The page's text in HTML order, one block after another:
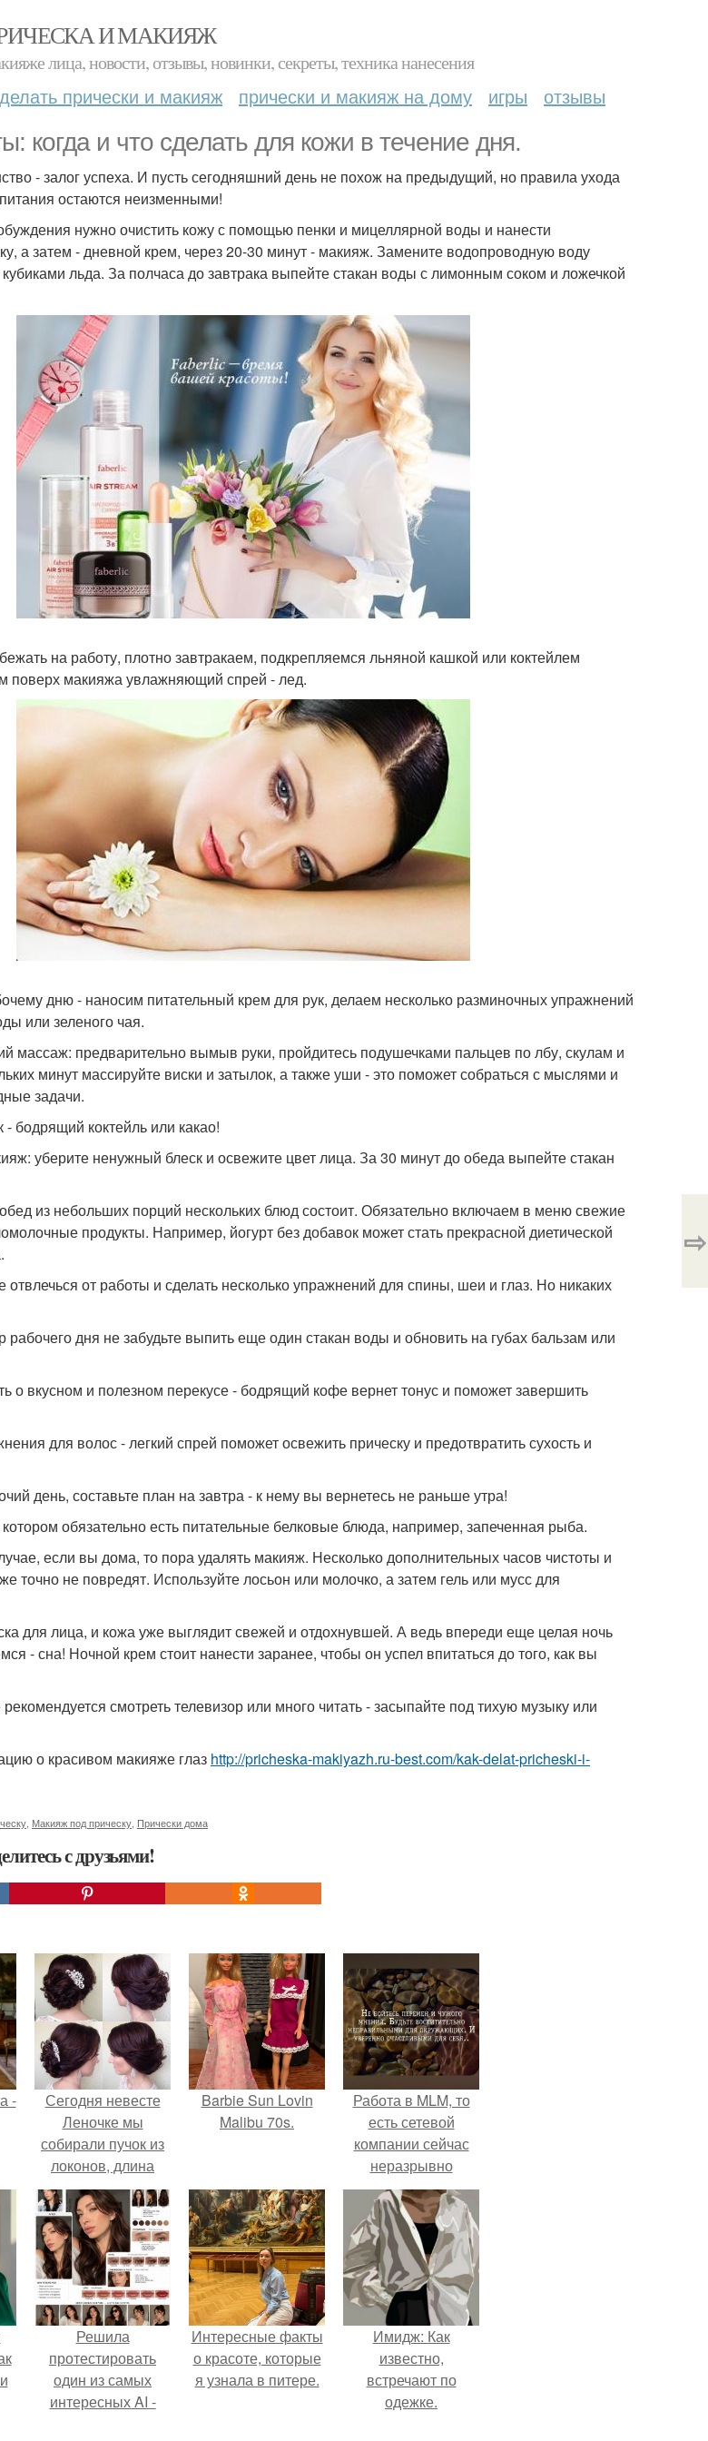
И МАКИЯЖ
лица, новости, отзывы, новинки, секреты, техника нанесения
прически и макияж прически и макияж на дому игры отзывы
когда и что сделать для кожи в течение дня.
- залог успеха. И пусть сегодняшний день не похож на предыдущий, но правила ухода
остаются неизменными!
нужно очистить кожу с помощью пенки и мицеллярной воды и нанести
а затем - дневной крем, через 20-30 минут - макияж. Замените водопроводную воду
льда. За полчаса до завтрака выпейте стакан воды с лимонным соком и ложечкой
на работу, плотно завтракаем, подкрепляемся льняной кашкой или коктейлем
поверх макияжа увлажняющий спрей - лед.
дню - наносим питательный крем для рук, делаем несколько разминочных упражнений
или зеленого чая.
массаж: предварительно вымыв руки, пройдитесь подушечками пальцев по лбу, скулам и
минут массируйте виски и затылок, а также уши - это поможет собраться с мыслями и
задачи.
- бодрящий коктейль или какао!
уберите ненужный блеск и освежите цвет лица. За 30 минут до обеда выпейте стакан
из небольших порций нескольких блюд состоит. Обязательно включаем в меню свежие
продукты. Например, йогурт без добавок может стать прекрасной диетической
отвлечься от работы и сделать несколько упражнений для спины, шеи и глаз. Но никаких
рабочего дня не забудьте выпить еще один стакан воды и обновить на губах бальзам или
о вкусном и полезном перекусе - бодрящий кофе вернет тонус и поможет завершить
для волос - легкий спрей поможет освежить прическу и предотвратить сухость и
день, составьте план на завтра - к нему вы вернетесь не раньше утра!
обязательно есть питательные белковые блюда, например, запеченная рыба.
если вы дома, то пора удалять макияж. Несколько дополнительных часов чистоты и
точно не повредят. Используйте лосьон или молочко, а затем гель или мусс для
для лица, и кожа уже выглядит свежей и отдохнувшей. А ведь впереди еще целая ночь
- сна! Ночной крем стоит нанести заранее, чтобы он успел впитаться до того, как вы
смотреть телевизор или много читать - засыпайте под тихую музыку или
о красивом макияже глаз http://pricheska-makiyazh.ru-best.com/kak-delat-pricheski-i-
Макияж под прическу Прически дома
с друзьями!
⇨
-
Сегодня невесте
Леночке мы
собирали пучок из
локонов, длина
совсем немного
ниже плеч.
Barbie Sun Lovin
Malibu 70s.
Работа в MLM, то
есть сетевой
компании сейчас
неразрывно
связана с создание
своего контента,
своей страницы в
соц сетях.
Решила
протестировать
один из самых
интересных AI -
Интересные факты
о красоте, которые
я узнала в питере.
Имидж: Как
известно,
встречают по
одежке.